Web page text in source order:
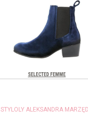
STYLOLY ALEKSANDRA